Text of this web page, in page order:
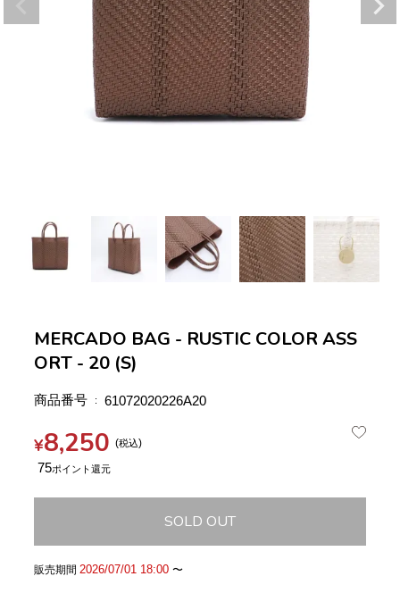
MERCADO BAG - RUSTIC COLOR ASS
ORT - 20 (S)
商品番号 61072020226A20
¥8,250 税込
75
SOLD OUT
販売期間 2026/07/01 18:00〜